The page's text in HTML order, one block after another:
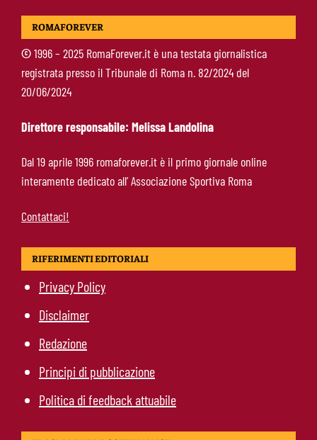
Alajbegovic, Pjanic svela il ruolo: perché il
Juventus
Calciomercato Roma, Angeliño e Kumbulla ai
saluti: D’Amico accelera per il sostituto sulla
sinistra
ROMAFOREVER
©1996 – 2025 RomaForever.it è una testata giornalistica
registrata presso il Tribunale di Roma n. 82/2024 del
20/06/2024
Direttore responsabile: Melissa Landolina
Dal 19 aprile 1996 romaforever.it è il primo giornale online
interamente dedicato all’ Associazione Sportiva Roma
Contattaci!
RIFERIMENTI EDITORIALI
Privacy Policy
Disclaimer
Redazione
Principi di pubblicazione
Politica di feedback attuabile